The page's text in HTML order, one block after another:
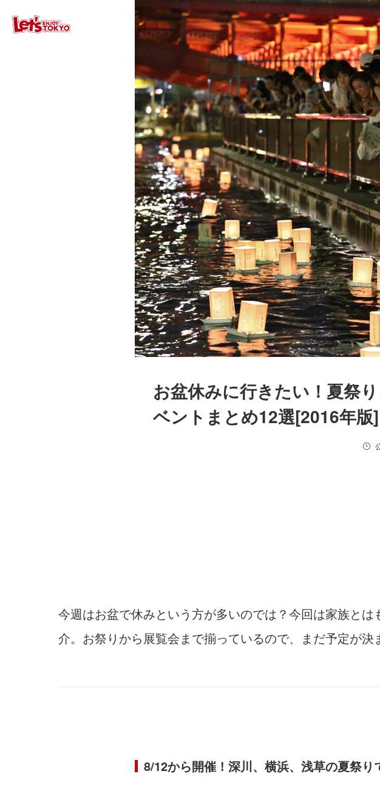
お盆休みに行きたい！夏祭
ベントまとめ12選[2016年版]
今週はお盆で休みという方が多いのでは？今回は家族と
介。お祭りから展覧会まで揃っているので、まだ予定が
8/12から開催！深川、横浜、浅草の夏祭り